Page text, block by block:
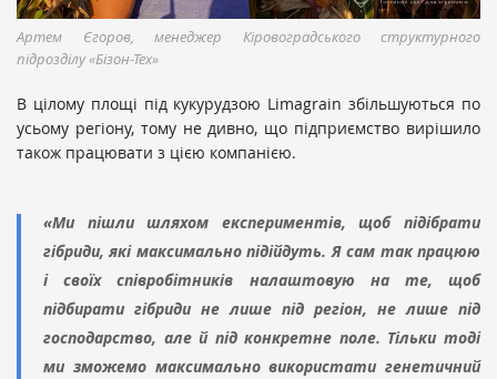
Артем Єгоров, менеджер Кіровоградського структурного
підрозділу «Бізон-Тех»
В цілому площі під кукурудзою Limagrain збільшуються по
усьому регіону, тому не дивно, що підприємство вирішило
також працювати з цією компанією.
«Ми пішли шляхом експериментів, щоб підібрати
гібриди, які максимально підійдуть. Я сам так працюю
і своїх співробітників налаштовую на те, щоб
підбирати гібриди не лише під регіон, не лише під
господарство, але й під конкретне поле. Тільки тоді
ми зможемо максимально використати генетичний